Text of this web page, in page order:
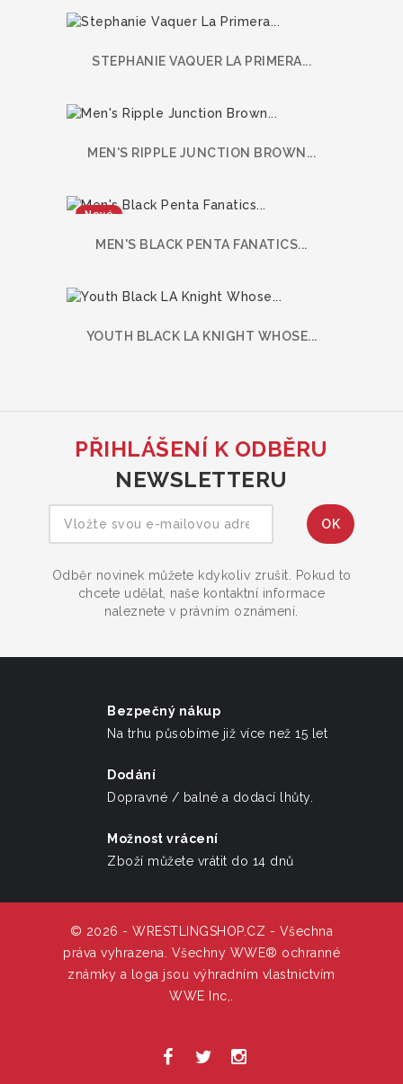
STEPHANIE VAQUER LA PRIMERA...
MEN'S RIPPLE JUNCTION BROWN...
Nové
MEN'S BLACK PENTA FANATICS...
YOUTH BLACK LA KNIGHT WHOSE...
PŘIHLÁŠENÍ K ODBĚRU
NEWSLETTERU
Odběr novinek můžete kdykoliv zrušit. Pokud to
chcete udělat, naše kontaktní informace
naleznete v právním oznámení.
Bezpečný nákup
Na trhu působíme již více než 15 let
Dodání
Dopravné / balné a dodací lhůty.
Možnost vrácení
Zboží můžete vrátit do 14 dnů
© 2026 - WRESTLINGSHOP.CZ - Všechna
práva vyhrazena. Všechny WWE® ochranné
známky a loga jsou výhradním vlastnictvím
WWE Inc,.